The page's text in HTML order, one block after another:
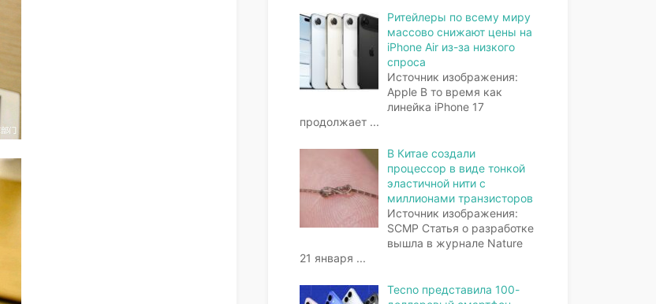
Ритейлеры по всему миру
массово снижают цены на
iPhone Air из-за низкого
спроса
Источник изображения:
Apple В то время как
линейка iPhone 17
продолжает ...
В Китае создали
процессор в виде тонкой
эластичной нити с
миллионами транзисторов
Источник изображения:
SCMP Статья о разработке
вышла в журнале Nature
21 января ...
Tecno представила 100-